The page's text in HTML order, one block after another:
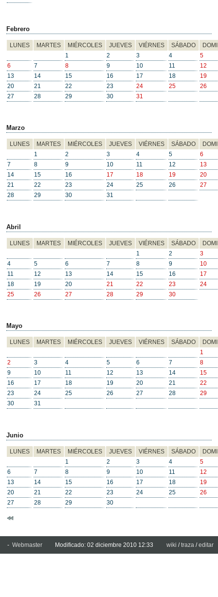
Febrero
LUNES MARTES MIÉRCOLES JUEVES VIÉRNES SÁBADO
1
2 3 4
5
6
7 8 9 10 11
12
13
14 15 16 17 18
19
20
21 22 23 24 25
26
27
28 29 30 31
Marzo
LUNES MARTES MIÉRCOLES JUEVES VIÉRNES SÁBADO
1
2 3 4 5
6
7
8 9 10 11 12
13
14
15 16 17 18 19
20
21
22 23 24 25 26
27
28
29 30 31
Abril
LUNES MARTES MIÉRCOLES JUEVES VIÉRNES SÁBADO
1
2
3
4
5 6 7 8 9
10
11
12 13 14 15 16
17
18
19 20 21 22 23
24
25
26 27 28 29 30
Mayo
LUNES MARTES MIÉRCOLES JUEVES VIÉRNES SÁBADO
1
2
3 4 5 6 7
8
9
10 11 12 13 14
15
16
17 18 19 20 21
22
23
24 25 26 27 28
29
30
31
Junio
LUNES MARTES MIÉRCOLES JUEVES VIÉRNES SÁBADO
1
2 3 4
5
6
7 8 9 10 11
12
13
14 15 16 17 18
19
20
21 22 23 24 25
26
27
28 29 30
- Webmaster Modificado: 02 diciembre 2010 12:33 wiki /traza /editar